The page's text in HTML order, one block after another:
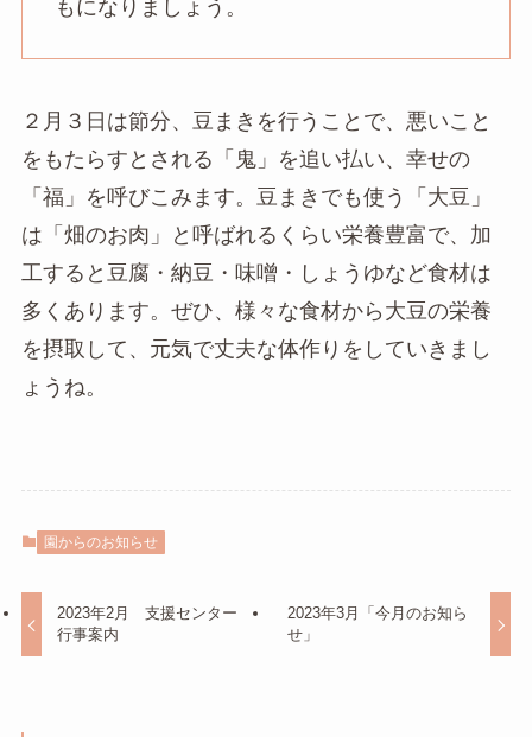
もになりましょう。
２月３日は節分、豆まきを行うことで、悪いこと
をもたらすとされる「鬼」を追い払い、幸せの
「福」を呼びこみます。豆まきでも使う「大豆」
は「畑のお肉」と呼ばれるくらい栄養豊富で、加
工すると豆腐・納豆・味噌・しょうゆなど食材は
多くあります。ぜひ、様々な食材から大豆の栄養
を摂取して、元気で丈夫な体作りをしていきまし
ょうね。
園からのお知らせ
2023年2月 支援センター
行事案内
2023年3月「今月のお知ら
せ」